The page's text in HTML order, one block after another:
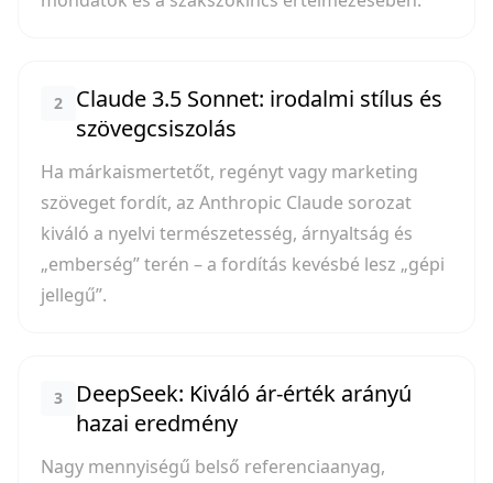
2
Claude 3.5 Sonnet: irodalmi stílus és
szövegcsiszolás
Ha márkaismertetőt, regényt vagy marketing
szöveget fordít, az Anthropic Claude sorozat
kiváló a nyelvi természetesség, árnyaltság és
„emberség” terén – a fordítás kevésbé lesz „gépi
jellegű”.
3
DeepSeek: Kiváló ár-érték arányú
hazai eredmény
Nagy mennyiségű belső referenciaanyag,